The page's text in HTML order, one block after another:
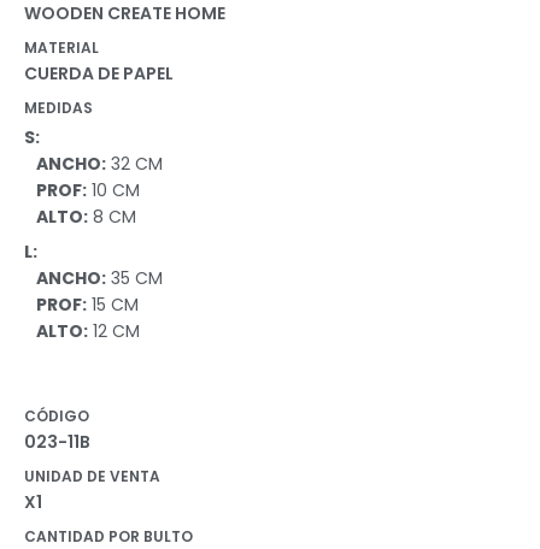
WOODEN CREATE HOME
MATERIAL
CUERDA DE PAPEL
MEDIDAS
S:
ANCHO: 32 CM
PROF: 10 CM
ALTO: 8 CM
L:
ANCHO: 35 CM
PROF: 15 CM
ALTO: 12 CM
CÓDIGO
023-11B
UNIDAD DE VENTA
X1
CANTIDAD POR BULTO